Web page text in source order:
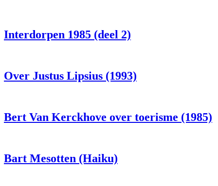
Interdorpen 1985 (deel 2)
Over Justus Lipsius (1993)
Bert Van Kerckhove over toerisme (1985)
Bart Mesotten (Haiku)